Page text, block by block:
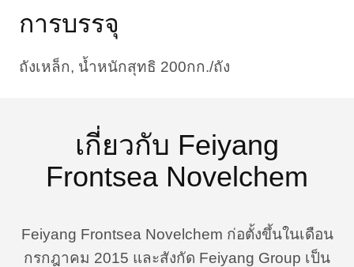
การบรรจุ
ถังเหล็ก, น้ำหนักสุทธิ 200กก./ถัง
เกี่ยวกับ Feiyang
Frontsea Novelchem
Feiyang Frontsea Novelchem ก่อตั้งขึ้นในเดือน
กรกฎาคม 2015 และสังกัด Feiyang Group เป็น